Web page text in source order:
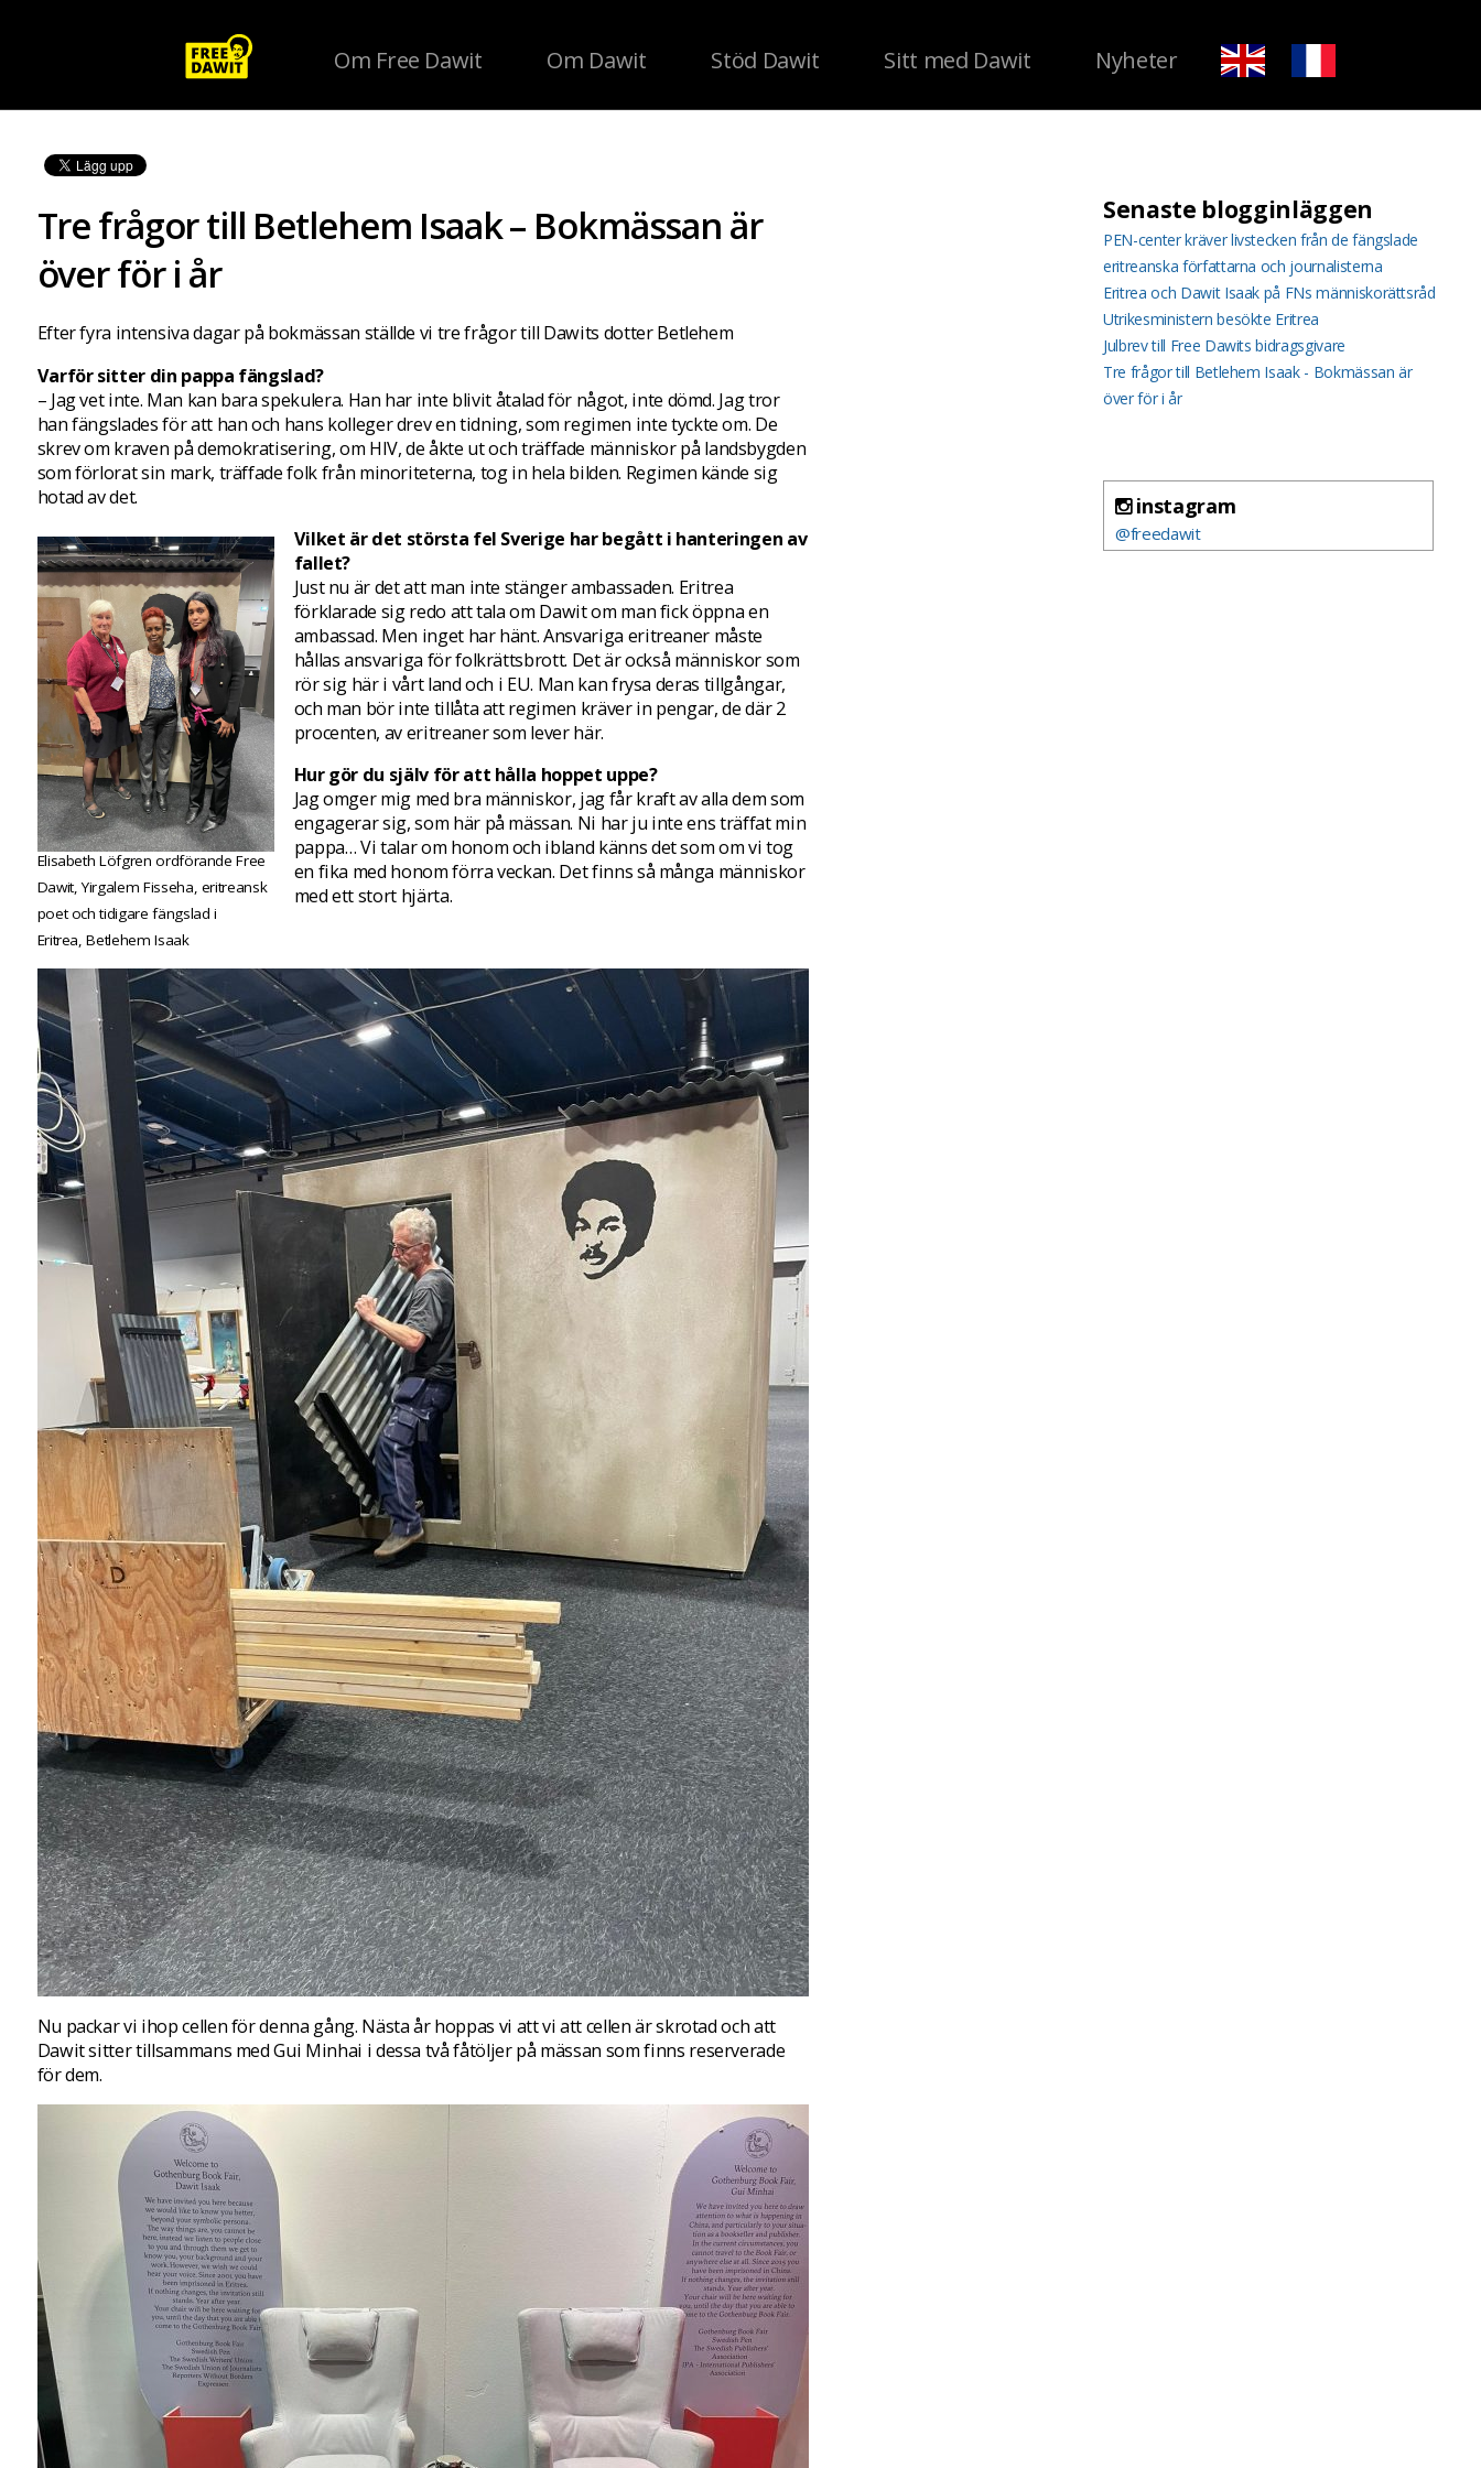
Om Free Dawit Om Dawit Stöd Dawit Sitt med Dawit Nyheter
Tre frågor till Betlehem Isaak – Bokmässan är
över för i år
Efter fyra intensiva dagar på bokmässan ställde vi tre frågor till Dawits dotter Betlehem
Varför sitter din pappa fängslad?
– Jag vet inte. Man kan bara spekulera. Han har inte blivit åtalad för något, inte dömd. Jag tror
han fängslades för att han och hans kolleger drev en tidning, som regimen inte tyckte om. De
skrev om kraven på demokratisering, om HIV, de åkte ut och träffade människor på landsbygden
som förlorat sin mark, träffade folk från minoriteterna, tog in hela bilden. Regimen kände sig
hotad av det.
Elisabeth Löfgren ordförande Free
Dawit, Yirgalem Fisseha, eritreansk
poet och tidigare fängslad i
Eritrea, Betlehem Isaak
Vilket är det största fel Sverige har begått i hanteringen av
fallet?
Just nu är det att man inte stänger ambassaden. Eritrea
förklarade sig redo att tala om Dawit om man fick öppna en
ambassad. Men inget har hänt. Ansvariga eritreaner måste
hållas ansvariga för folkrättsbrott. Det är också människor som
rör sig här i vårt land och i EU. Man kan frysa deras tillgångar,
och man bör inte tillåta att regimen kräver in pengar, de där 2
procenten, av eritreaner som lever här.
Hur gör du själv för att hålla hoppet uppe?
Jag omger mig med bra människor, jag får kraft av alla dem som
engagerar sig, som här på mässan. Ni har ju inte ens träffat min
pappa… Vi talar om honom och ibland känns det som om vi tog
en fika med honom förra veckan. Det finns så många människor
med ett stort hjärta.
Nu packar vi ihop cellen för denna gång. Nästa år hoppas vi att vi att cellen är skrotad och att
Dawit sitter tillsammans med Gui Minhai i dessa två fåtöljer på mässan som finns reserverade
för dem.
Senaste blogginläggen
PEN-center kräver livstecken från de fängslade
eritreanska författarna och journalisterna
Eritrea och Dawit Isaak på FNs människorättsråd
Utrikesministern besökte Eritrea
Julbrev till Free Dawits bidragsgivare
Tre frågor till Betlehem Isaak - Bokmässan är
över för i år
instagram
@freedawit